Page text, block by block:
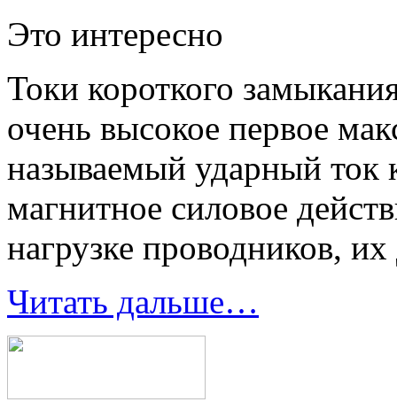
Это интересно
Токи короткого
очень высокое первое
называемый ударный ток
магнитное силовое
нагрузке проводников,
Читать дальше…